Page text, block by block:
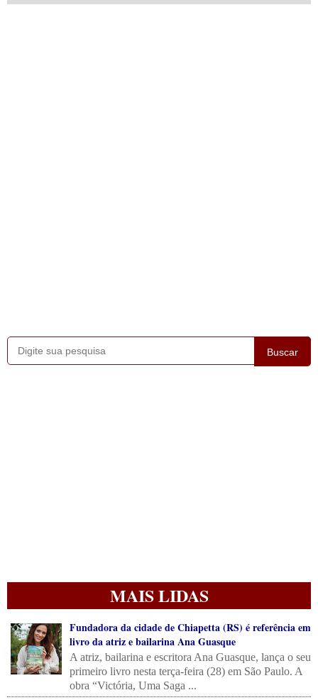
Buscar
MAIS LIDAS
Fundadora da cidade de Chiapetta (RS) é referência em
livro da atriz e bailarina Ana Guasque
A atriz, bailarina e escritora Ana Guasque, lança o seu
primeiro livro nesta terça-feira (28) em São Paulo. A
obra “Victória, Uma Saga ...